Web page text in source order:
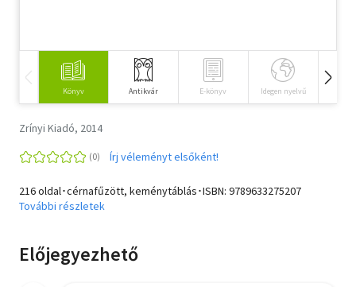
Könyv Antikvár E-könyv Idegen nyelvű
Zrínyi Kiadó, 2014
Írj véleményt elsőként!
216 oldal･cérnafűzött, keménytáblás･ISBN: 9789633275207
További részletek
Előjegyezhető